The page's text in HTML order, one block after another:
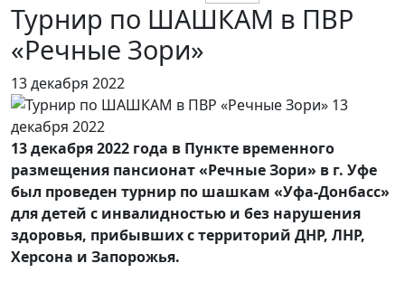
Турнир по ШАШКАМ в ПВР
«Речные Зори»
13 декабря 2022
13 декабря 2022 года в Пункте временного
размещения пансионат «Речные Зори» в г. Уфе
был проведен турнир по шашкам «Уфа-Донбасс»
для детей с инвалидностью и без нарушения
здоровья, прибывших с территорий ДНР, ЛНР,
Херсона и Запорожья.